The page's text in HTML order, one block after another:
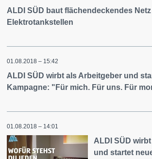
ALDI SÜD baut flächendeckendes
Elektrotankstellen
01.08.2018 – 15:42
ALDI SÜD wirbt als Arbeitgeber und
Kampagne: "Für mich. Für uns. Für
01.08.2018 – 14:01
ALDI SÜD
und startet